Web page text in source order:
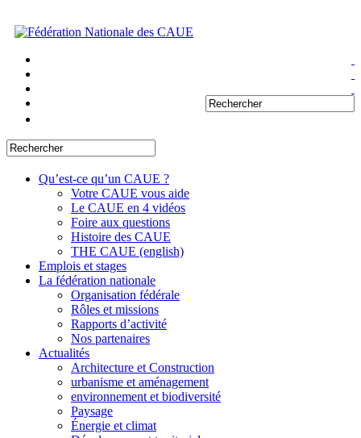
Qu’est-ce qu’un CAUE ?
Votre CAUE vous aide
Le CAUE en 4 vidéos
Foire aux questions
Histoire des CAUE
THE CAUE (english)
Emplois et stages
La fédération nationale
Organisation fédérale
Rôles et missions
Rapports d’activité
Nos partenaires
Actualités
Architecture et Construction
urbanisme et aménagement
environnement et biodiversité
Paysage
Énergie et climat